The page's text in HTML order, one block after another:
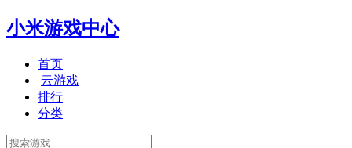
小米游戏中心
首页
云游戏
排行
分类